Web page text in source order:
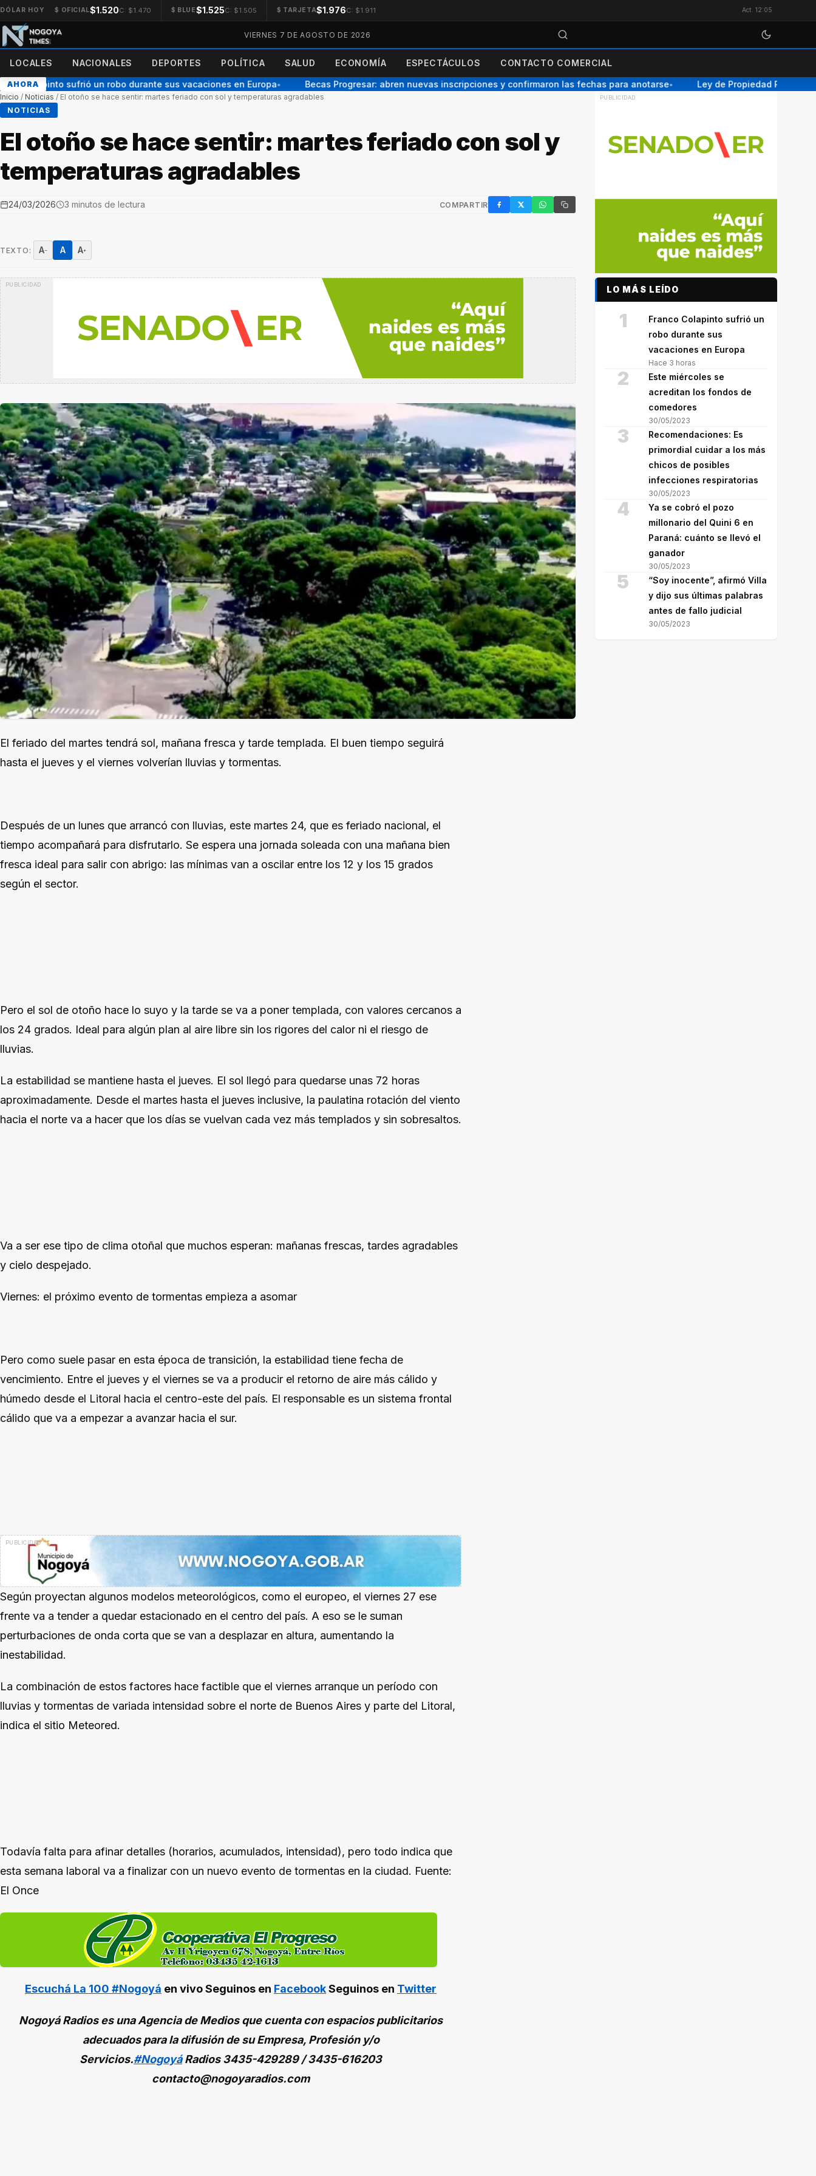
DÓLAR HOY $ OFICIAL$1.520C: $1.470 $ BLUE$1.525C: $1.505 $ TARJETA$1.976C: $1.911 Act. 12:05
VIERNES 7 DE AGOSTO DE 2026
LOCALES NACIONALES DEPORTES POLÍTICA SALUD ECONOMÍA ESPECTÁCULOS CONTACTO COMERCIAL
AHORA
Colapinto sufrió un robo durante sus vacaciones en Europa● Becas Progresar: abren nuevas inscripciones y confirmaron las fechas para anotarse● Ley de Propiedad Privada:
Inicio / Noticias / El otoño se hace sentir: martes feriado con sol y temperaturas agradables
NOTICIAS
El otoño se hace sentir: martes feriado con sol y
temperaturas agradables
24/03/2026 3 minutos de lectura COMPARTIR
FacebookX / TwitterWhatsAppCopiar enlace
TEXTO: A− A A+
El feriado del martes tendrá sol, mañana fresca y tarde templada. El buen tiempo seguirá
hasta el jueves y el viernes volverían lluvias y tormentas.
Después de un lunes que arrancó con lluvias, este martes 24, que es feriado nacional, el
tiempo acompañará para disfrutarlo. Se espera una jornada soleada con una mañana bien
fresca ideal para salir con abrigo: las mínimas van a oscilar entre los 12 y los 15 grados
según el sector.
Pero el sol de otoño hace lo suyo y la tarde se va a poner templada, con valores cercanos a
los 24 grados. Ideal para algún plan al aire libre sin los rigores del calor ni el riesgo de
lluvias.
La estabilidad se mantiene hasta el jueves. El sol llegó para quedarse unas 72 horas
aproximadamente. Desde el martes hasta el jueves inclusive, la paulatina rotación del viento
hacia el norte va a hacer que los días se vuelvan cada vez más templados y sin sobresaltos.
Va a ser ese tipo de clima otoñal que muchos esperan: mañanas frescas, tardes agradables
y cielo despejado.
Viernes: el próximo evento de tormentas empieza a asomar
Pero como suele pasar en esta época de transición, la estabilidad tiene fecha de
vencimiento. Entre el jueves y el viernes se va a producir el retorno de aire más cálido y
húmedo desde el Litoral hacia el centro-este del país. El responsable es un sistema frontal
cálido que va a empezar a avanzar hacia el sur.
Según proyectan algunos modelos meteorológicos, como el europeo, el viernes 27 ese
frente va a tender a quedar estacionado en el centro del país. A eso se le suman
perturbaciones de onda corta que se van a desplazar en altura, aumentando la
inestabilidad.
La combinación de estos factores hace factible que el viernes arranque un período con
lluvias y tormentas de variada intensidad sobre el norte de Buenos Aires y parte del Litoral,
indica el sitio Meteored.
Todavía falta para afinar detalles (horarios, acumulados, intensidad), pero todo indica que
esta semana laboral va a finalizar con un nuevo evento de tormentas en la ciudad. Fuente:
El Once
Escuchá La 100 #Nogoyá en vivoSeguinos en FacebookSeguinos en Twitter
Nogoyá Radios es una Agencia de Medios que cuenta con espacios publicitarios
adecuados para la difusión de su Empresa, Profesión y/o
Servicios.#NogoyáRadios3435-429289 / 3435-616203
contacto@nogoyaradios.com
LO MÁS LEÍDO
1
Franco Colapinto sufrió un
robo durante sus
vacaciones en Europa
Hace 3 horas
2
Este miércoles se
acreditan los fondos de
comedores
30/05/2023
3
Recomendaciones: Es
primordial cuidar a los más
chicos de posibles
infecciones respiratorias
30/05/2023
4
Ya se cobró el pozo
millonario del Quini 6 en
Paraná: cuánto se llevó el
ganador
30/05/2023
5
“Soy inocente”, afirmó Villa
y dijo sus últimas palabras
antes de fallo judicial
30/05/2023